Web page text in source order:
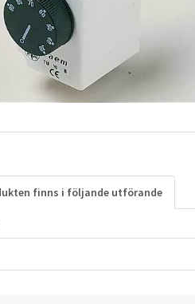
finns i följande utförande